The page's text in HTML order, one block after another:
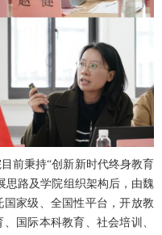
前秉持“创新新时代终身教育
思路及学院组织架构后，由魏
家级、全国性平台，开放教
国际本科教育、社会培训、